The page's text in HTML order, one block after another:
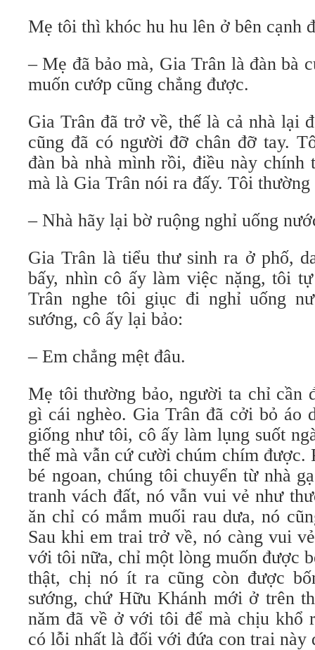
Mẹ tôi thì khóc hu hu lên ở bên cạnh
– Mẹ đã bảo mà, Gia Trân là đàn bà
muốn cướp cũng chẳng được.
Gia Trân đã trở về, thế là cả nhà lại
cũng đã có người đỡ chân đỡ tay.
đàn bà nhà mình rồi, điều này chính
mà là Gia Trân nói ra đấy. Tôi
– Nhà hãy lại bờ ruộng nghỉ uống
Gia Trân là tiểu thư sinh ra ở phố,
bấy, nhìn cô ấy làm việc nặng, tôi
Trân nghe tôi giục đi nghỉ uống
sướng, cô ấy lại bảo:
– Em chẳng mệt đâu.
Mẹ tôi thường bảo, người ta chỉ cần
gì cái nghèo. Gia Trân đã cởi bỏ áo
giống như tôi, cô ấy làm lụng suốt
thế mà vẫn cứ cười chúm chím được.
bé ngoan, chúng tôi chuyển từ nhà
tranh vách đất, nó vẫn vui vẻ như
ăn chỉ có mắm muối rau dưa, nó
Sau khi em trai trở về, nó càng vui
với tôi nữa, chỉ một lòng muốn được
thật, chị nó ít ra cũng còn được
sướng, chứ Hữu Khánh mới ở trên
năm đã về ở với tôi để mà chịu khổ
có lỗi nhất là đối với đứa con trai này